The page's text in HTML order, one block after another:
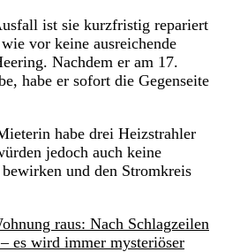
ist sie kurzfristig repariert
vor keine ausreichende
Nachdem er am 17.
habe er sofort die Gegenseite
habe drei Heizstrahler
jedoch auch keine
und den Stromkreis
raus: Nach Schlagzeilen
es wird immer mysteriöser